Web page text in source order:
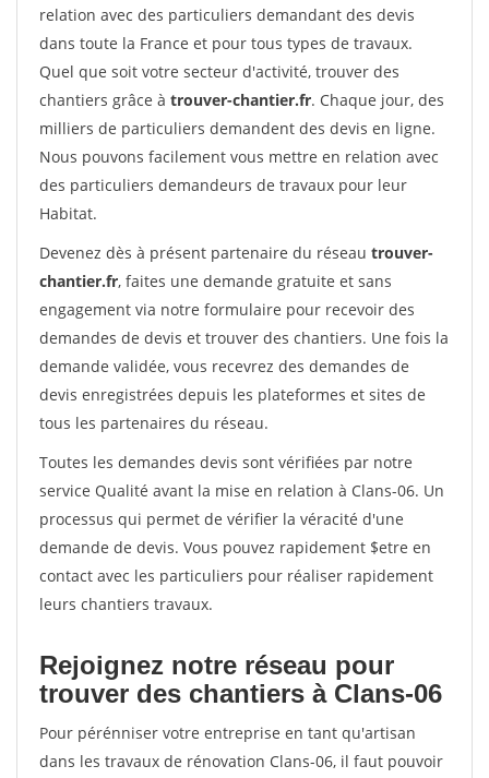
relation avec des particuliers demandant des devis
dans toute la France et pour tous types de travaux.
Quel que soit votre secteur d'activité, trouver des
chantiers grâce à trouver-chantier.fr. Chaque jour, des
milliers de particuliers demandent des devis en ligne.
Nous pouvons facilement vous mettre en relation avec
des particuliers demandeurs de travaux pour leur
Habitat.
Devenez dès à présent partenaire du réseau trouver-
chantier.fr, faites une demande gratuite et sans
engagement via notre formulaire pour recevoir des
demandes de devis et trouver des chantiers. Une fois la
demande validée, vous recevrez des demandes de
devis enregistrées depuis les plateformes et sites de
tous les partenaires du réseau.
Toutes les demandes devis sont vérifiées par notre
service Qualité avant la mise en relation à Clans-06. Un
processus qui permet de vérifier la véracité d'une
demande de devis. Vous pouvez rapidement $etre en
contact avec les particuliers pour réaliser rapidement
leurs chantiers travaux.
Rejoignez notre réseau pour
trouver des chantiers à Clans-06
Pour pérénniser votre entreprise en tant qu'artisan
dans les travaux de rénovation Clans-06, il faut pouvoir